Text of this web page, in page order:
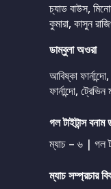
চ্যাড বাউস,
কুমারা, কাসুন
ডাম্বুলা অওরা
আবিষ্কা
ফার্নান্দো,
গল টাইটান্স
ম্যাচ – ৬ | গল
ম্যাচ সম্প্রচার